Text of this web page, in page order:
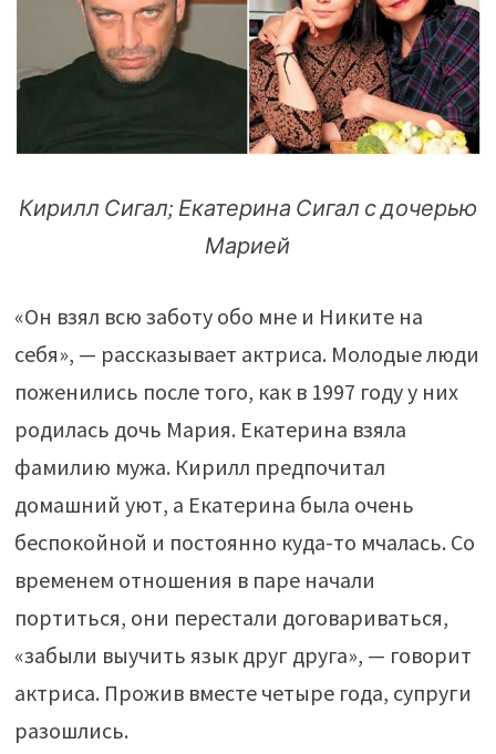
Кирилл Сигал; Екатерина Сигал с дочерью
Марией
«Он взял всю заботу обо мне и Никите на
себя», — рассказывает актриса. Молодые люди
поженились после того, как в 1997 году у них
родилась дочь Мария. Екатерина взяла
фамилию мужа. Кирилл предпочитал
домашний уют, а Екатерина была очень
беспокойной и постоянно куда-то мчалась. Со
временем отношения в паре начали
портиться, они перестали договариваться,
«забыли выучить язык друг друга», — говорит
актриса. Прожив вместе четыре года, супруги
разошлись.